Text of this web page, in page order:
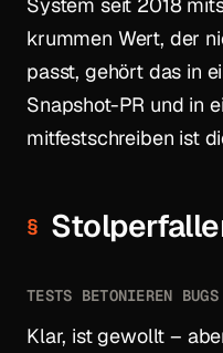
krummen Wert, der
passt, gehört das in
Snapshot-PR und in
mitfestschreiben ist
TESTS BETONIEREN
Klar, ist gewollt –